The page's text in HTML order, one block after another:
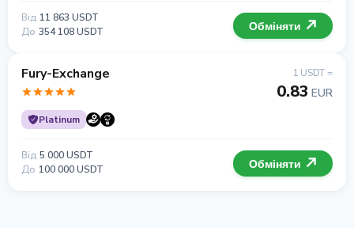
Від 11 863 USDT
До 354 108 USDT Обміняти
Fury-Exchange
Platinum
1 USDT =
0.83 EUR
Від 5 000 USDT
До 100 000 USDT Обміняти